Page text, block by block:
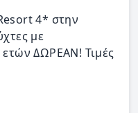
4* στην
με
ΔΩΡΕΑΝ! Τιμές